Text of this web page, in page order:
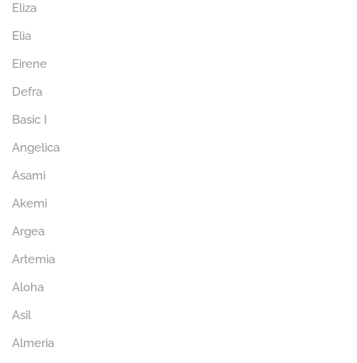
Eliza
Elia
Eirene
Defra
Basic I
Angelica
Asami
Akemi
Argea
Artemia
Aloha
Asil
Almeria